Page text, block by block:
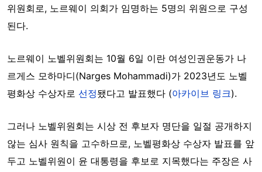
위원회로, 노르웨이 의회가 임명하는 5명의 위원으로 구성
된다.
노르웨이 노벨위원회는 10월 6일 이란 여성인권운동가 나
르게스 모하마디(Narges Mohammadi)가 2023년도 노벨
평화상 수상자로 선정됐다고 발표했다 (아카이브 링크).
그러나 노벨위원회는 시상 전 후보자 명단을 일절 공개하지
않는 심사 원칙을 고수하므로, 노벨평화상 수상자 발표를 앞
두고 노벨위원이 윤 대통령을 후보로 지목했다는 주장은 사